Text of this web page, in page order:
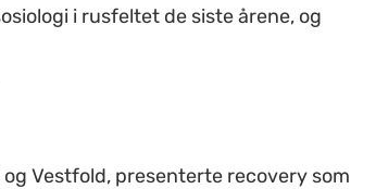
i rusfeltet de siste årene, og
Vestfold, presenterte recovery som